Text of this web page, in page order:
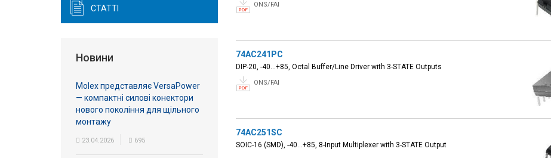
ONS/FAI
74AC241PC
DIP-20, -40...+85, Octal Buffer/Line Driver with 3-STATE Outputs
ONS/FAI
74AC251SC
SOIC-16 (SMD), -40...+85, 8-Input Multiplexer with 3-STATE Output
СТАТТІ
Новини
Molex представляє VersaPower
— компактні силові конектори
нового покоління для щільного
монтажу
23.04.2026 695